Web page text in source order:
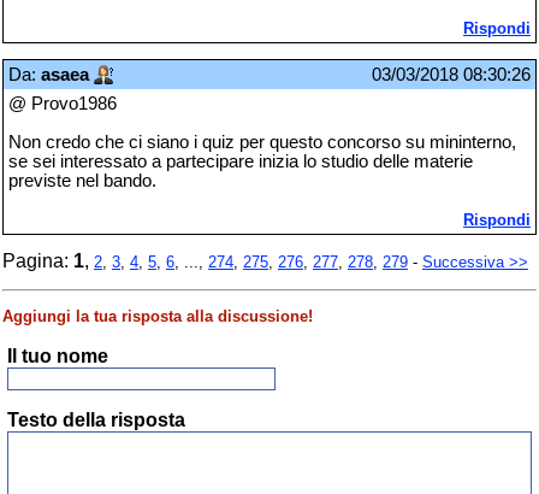
Rispondi
Da: asaea
03/03/2018 08:30:26
@ Provo1986
Non credo che ci siano i quiz per questo concorso su mininterno,
se sei interessato a partecipare inizia lo studio delle materie
previste nel bando.
Rispondi
Pagina: 1, 2, 3, 4, 5, 6, ..., 274, 275, 276, 277, 278, 279 - Successiva >>
Aggiungi la tua risposta alla discussione!
Il tuo nome
Testo della risposta